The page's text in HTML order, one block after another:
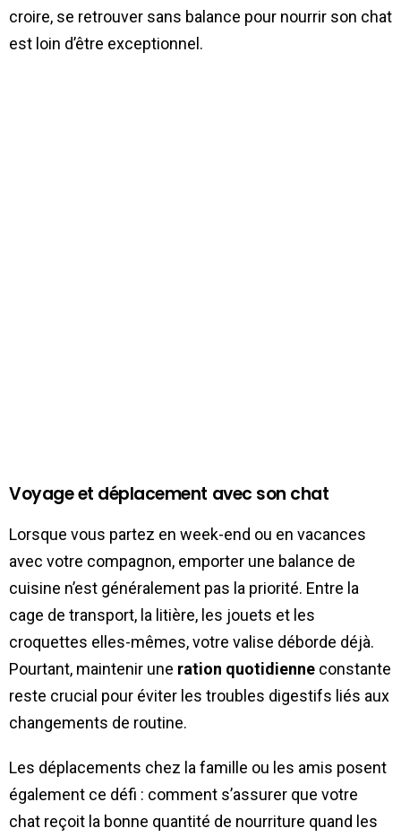
croire, se retrouver sans balance pour nourrir son chat
est loin d’être exceptionnel.
Voyage et déplacement avec son chat
Lorsque vous partez en week-end ou en vacances
avec votre compagnon, emporter une balance de
cuisine n’est généralement pas la priorité. Entre la
cage de transport, la litière, les jouets et les
croquettes elles-mêmes, votre valise déborde déjà.
Pourtant, maintenir une ration quotidienne constante
reste crucial pour éviter les troubles digestifs liés aux
changements de routine.
Les déplacements chez la famille ou les amis posent
également ce défi : comment s’assurer que votre
chat reçoit la bonne quantité de nourriture quand les